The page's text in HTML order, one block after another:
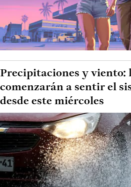
Precipitaciones y viento:
comenzarán a sentir el
desde este miércoles